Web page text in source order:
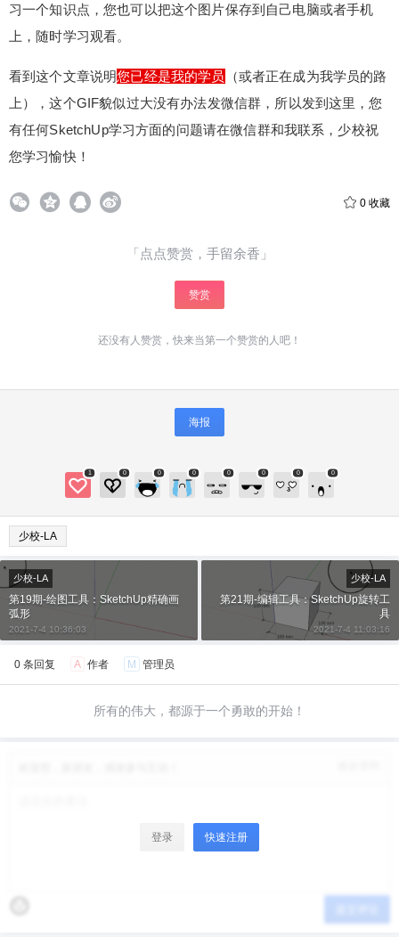
习一个知识点，您也可以把这个图片保存到自己电脑或者手机
上，随时学习观看。
看到这个文章说明您已经是我的学员 （或者正在成为我学员的路
上），这个GIF貌似过大没有办法发微信群，所以发到这里，您
有任何SketchUp学习方面的问题请在微信群和我联系，少校祝
您学习愉快！
0 收藏
「点点赞赏，手留余香」
赞赏
还没有人赞赏，快来当第一个赞赏的人吧！
海报
1 0 0 0 0 0 0 0
少校-LA
给少校-LA打赏
5 10 元
20 元 50 元 自定义
付费内容
微信支付
少校-LA
第19期-绘图工具：SketchUp精确画
弧形
2021-7-4 10:36:03
少校-LA
第21期-编辑工具：SketchUp旋转工
具
2021-7-4 11:03:16
0 条回复 A 作者 M 管理员
所有的伟大，都源于一个勇敢的开始！
登录 快速注册